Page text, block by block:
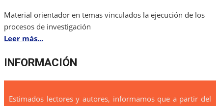
Material orientador en temas vinculados la ejecución de los
procesos de investigación
Leer más...
INFORMACIÓN
Estimados lectores y autores, informamos que a partir del